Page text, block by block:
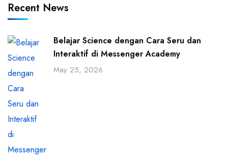
Recent News
Belajar Science dengan Cara Seru dan
Interaktif di Messenger Academy
May 25, 2026